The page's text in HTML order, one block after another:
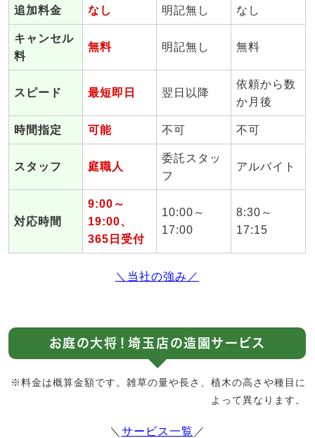
追加料金 なし 明記無し なし
キャンセル
料
無料 明記無し 無料
スピード 最短即日 翌日以降
依頼から数
か月後
時間指定 可能 不可 不可
スタッフ 庭職人
委託スタッ
フ
アルバイト
対応時間
9:00～
19:00、
365日受付
10:00～
17:00
8:30～
17:15
＼当社の強み／
お庭の大将！埼玉店の造園サービス
※料金は概算金額です。雑草の量や長さ、植木の高さや種目に
よって異なります。
＼ サービス一覧 ／